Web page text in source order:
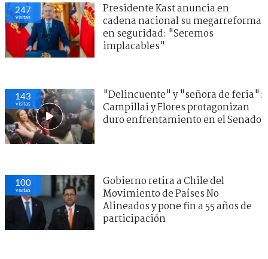
247
visitas
Presidente Kast anuncia en
cadena nacional su megarreforma
en seguridad: "Seremos
implacables"
143
visitas
"Delincuente" y "señora de feria":
Campillai y Flores protagonizan
duro enfrentamiento en el Senado
100
visitas
Gobierno retira a Chile del
Movimiento de Países No
Alineados y pone fin a 55 años de
participación